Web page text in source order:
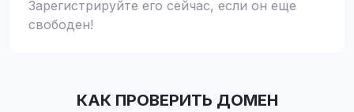
Зарегистрируйте его сейчас, если он еще
свободен!
КАК ПРОВЕРИТЬ ДОМЕН